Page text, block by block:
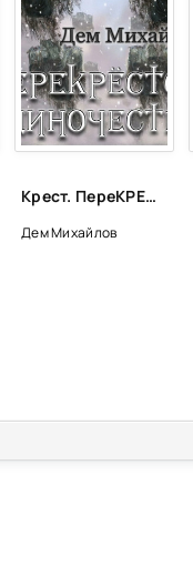
Крест. ПереКРЕСТок одиночества - Дем Михайлов (книга 1)
Дем Михайлов